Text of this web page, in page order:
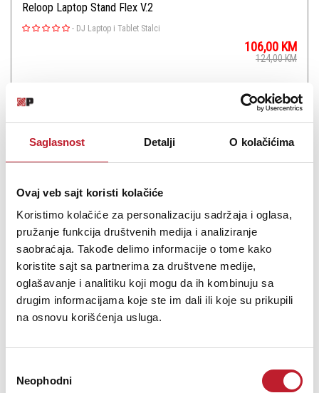
Saglasnost Detalji O kolačićima
Ovaj veb sajt koristi kolačiće
Koristimo kolačiće za personalizaciju sadržaja i oglasa,
pružanje funkcija društvenih medija i analiziranje
saobraćaja. Takođe delimo informacije o tome kako
koristite sajt sa partnerima za društvene medije,
oglašavanje i analitiku koji mogu da ih kombinuju sa
drugim informacijama koje ste im dali ili koje su prikupili
na osnovu korišćenja usluga.
сагласности
Neophodni
Reloop Laptop Stand Flex V.2
- DJ Laptop i Tablet Stalci
106,00 KM
124,00KM
NAPOMENA: LAPTOP NIJE URAČUNAT U CENU STALKA! LAPTOP
STAND FLEX V.2 Extremely sturdy laptop stand for digital DJs
Optimized for laptops from 13'' - 16'' Easily folda...
Šifra: 15692
Na stanju
DODAJ U KORPU